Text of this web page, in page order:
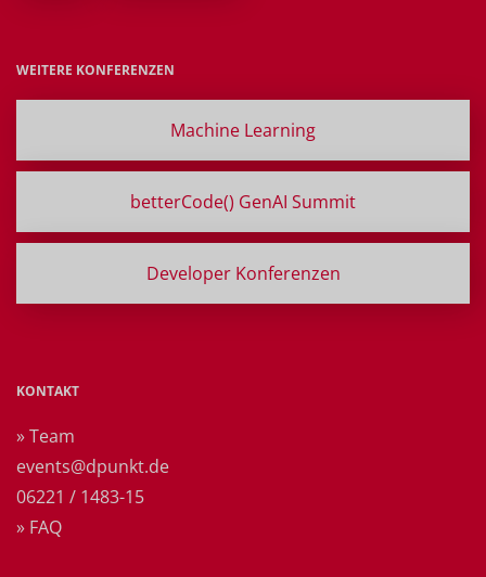
WEITERE KONFERENZEN
Machine Learning
betterCode() GenAI Summit
Developer Konferenzen
KONTAKT
» Team
events@dpunkt.de
06221 / 1483-15
» FAQ